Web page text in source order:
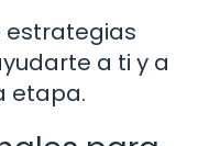
estrategias
a ti y a
etapa.